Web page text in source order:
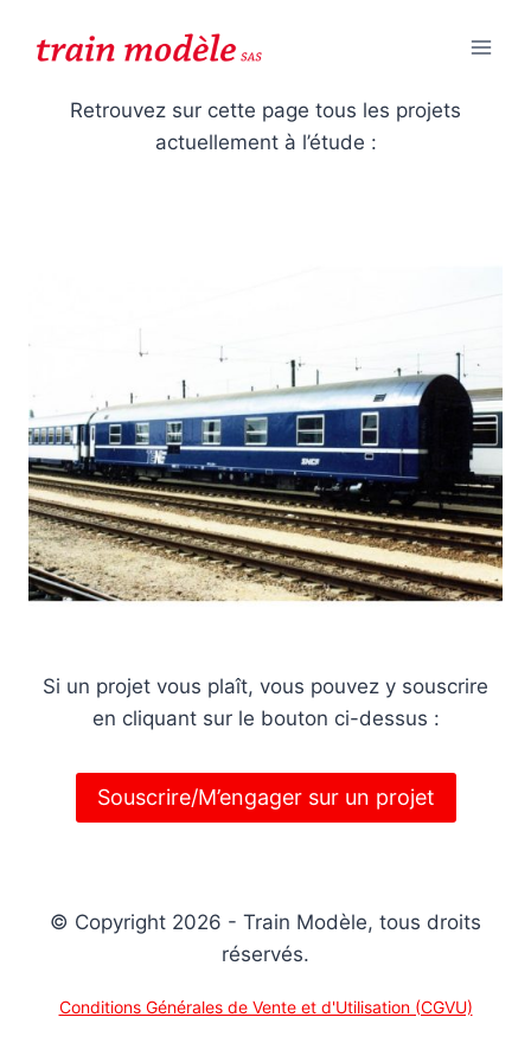
Retrouvez sur cette page tous les projets
actuellement à l’étude :
Si un projet vous plaît, vous pouvez y souscrire
en cliquant sur le bouton ci-dessus :
Souscrire/M’engager sur un projet
© Copyright 2026 - Train Modèle, tous droits
réservés.
Conditions Générales de Vente et d'Utilisation (CGVU)